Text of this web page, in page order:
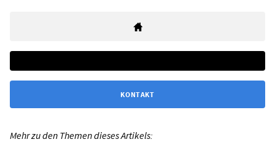
KONTAKT
Mehr zu den Themen dieses Artikels: